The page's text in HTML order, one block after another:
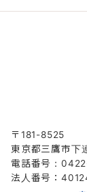
〒181-8525
東京都三鷹市下
電話番号：
法人番号：